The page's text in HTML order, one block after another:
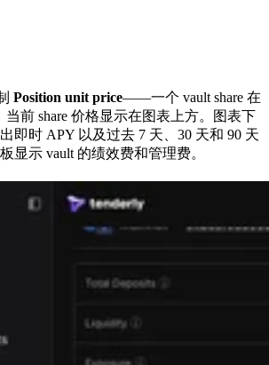
Position unit price——一个 vault share 在
前 share 价格显示在图表上方。图表下
即时 APY 以及过去 7 天、30 天和 90 天
显示 vault 的绩效费和管理费。